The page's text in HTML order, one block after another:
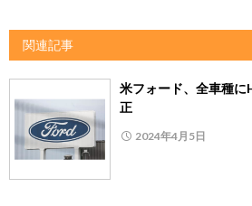
関連記事
米フォード、全車種に
正
2024年4月5日